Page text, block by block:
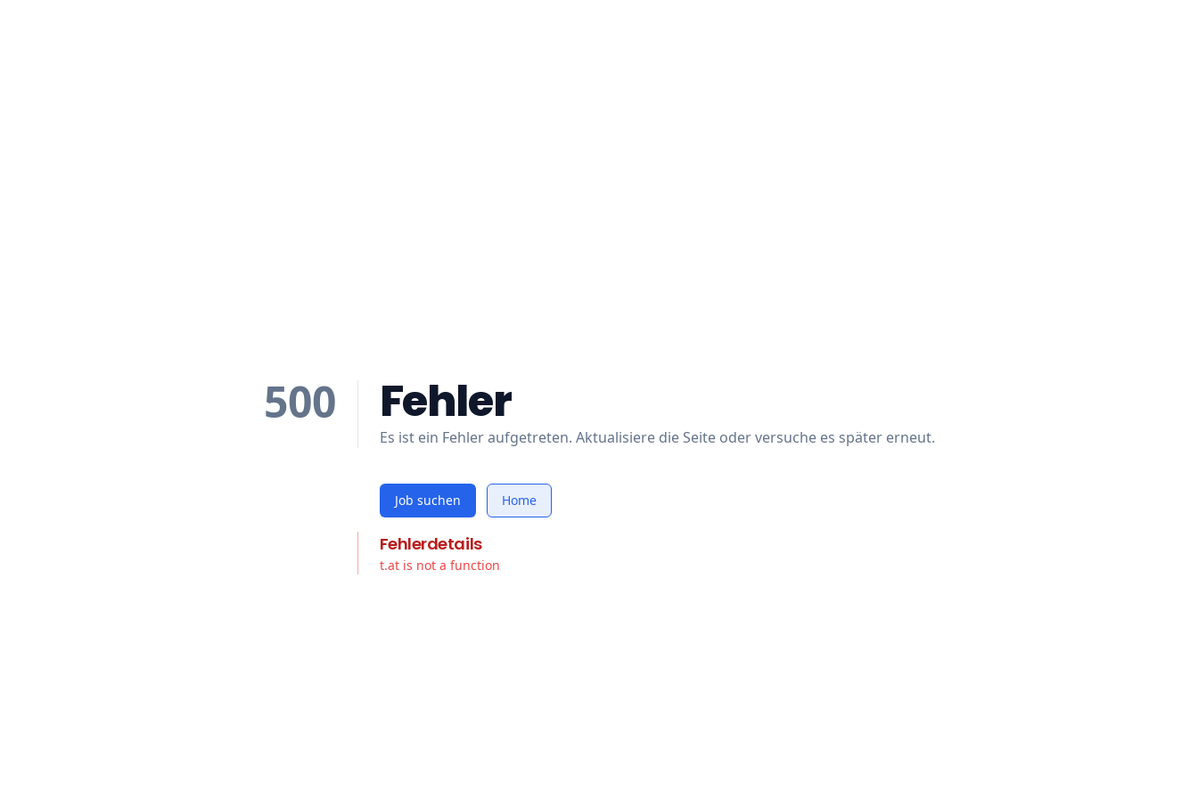
500 Fehler
Es ist ein Fehler aufgetreten. Aktualisiere die Seite oder versuche es später erneut.
Job suchen Home
Fehlerdetails
t.at is not a function